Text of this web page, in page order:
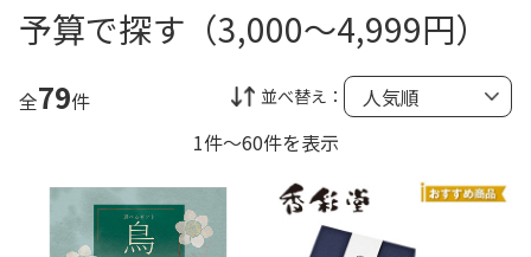
予算で探す（3,000～4,999円）
全79件 並べ替え：
1件～60件を表示